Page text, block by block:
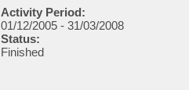
Activity Period:
01/12/2005- 31/03/2008
Status:
Finished